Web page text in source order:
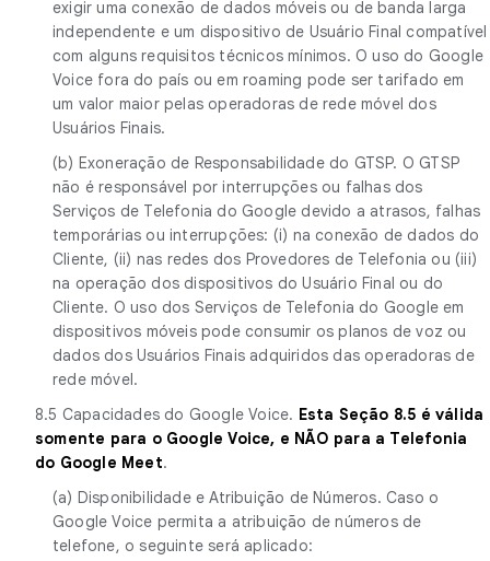
exigir uma conexão de dados móveis ou de banda larga
independente e um dispositivo de Usuário Final compatível
com alguns requisitos técnicos mínimos. O uso do Google
Voice fora do país ou em roaming pode ser tarifado em
um valor maior pelas operadoras de rede móvel dos
Usuários Finais.
(b) Exoneração de Responsabilidade do GTSP. O GTSP
não é responsável por interrupções ou falhas dos
Serviços de Telefonia do Google devido a atrasos, falhas
temporárias ou interrupções: (i) na conexão de dados do
Cliente, (ii) nas redes dos Provedores de Telefonia ou (iii)
na operação dos dispositivos do Usuário Final ou do
Cliente. O uso dos Serviços de Telefonia do Google em
dispositivos móveis pode consumir os planos de voz ou
dados dos Usuários Finais adquiridos das operadoras de
rede móvel.
8.5 Capacidades do Google Voice. Esta Seção 8.5 é válida
somente para o Google Voice, e NÃO para a Telefonia
do Google Meet.
(a) Disponibilidade e Atribuição de Números. Caso o
Google Voice permita a atribuição de números de
telefone, o seguinte será aplicado: